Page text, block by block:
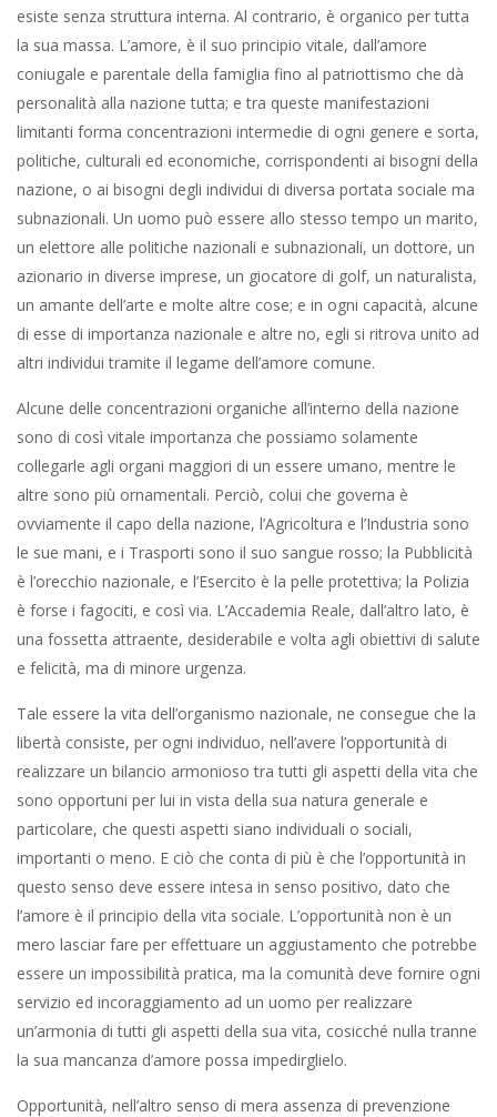
esiste senza struttura interna. Al contrario, è organico per tutta
la sua massa. L’amore, è il suo principio vitale, dall’amore
coniugale e parentale della famiglia fino al patriottismo che dà
personalità alla nazione tutta; e tra queste manifestazioni
limitanti forma concentrazioni intermedie di ogni genere e sorta,
politiche, culturali ed economiche, corrispondenti ai bisogni della
nazione, o ai bisogni degli individui di diversa portata sociale ma
subnazionali. Un uomo può essere allo stesso tempo un marito,
un elettore alle politiche nazionali e subnazionali, un dottore, un
azionario in diverse imprese, un giocatore di golf, un naturalista,
un amante dell’arte e molte altre cose; e in ogni capacità, alcune
di esse di importanza nazionale e altre no, egli si ritrova unito ad
altri individui tramite il legame dell’amore comune.
Alcune delle concentrazioni organiche all’interno della nazione
sono di così vitale importanza che possiamo solamente
collegarle agli organi maggiori di un essere umano, mentre le
altre sono più ornamentali. Perciò, colui che governa è
ovviamente il capo della nazione, l’Agricoltura e l’Industria sono
le sue mani, e i Trasporti sono il suo sangue rosso; la Pubblicità
è l’orecchio nazionale, e l’Esercito è la pelle protettiva; la Polizia
è forse i fagociti, e così via. L’Accademia Reale, dall’altro lato, è
una fossetta attraente, desiderabile e volta agli obiettivi di salute
e felicità, ma di minore urgenza.
Tale essere la vita dell’organismo nazionale, ne consegue che la
libertà consiste, per ogni individuo, nell’avere l’opportunità di
realizzare un bilancio armonioso tra tutti gli aspetti della vita che
sono opportuni per lui in vista della sua natura generale e
particolare, che questi aspetti siano individuali o sociali,
importanti o meno. E ciò che conta di più è che l’opportunità in
questo senso deve essere intesa in senso positivo, dato che
l’amore è il principio della vita sociale. L’opportunità non è un
mero lasciar fare per effettuare un aggiustamento che potrebbe
essere un impossibilità pratica, ma la comunità deve fornire ogni
servizio ed incoraggiamento ad un uomo per realizzare
un’armonia di tutti gli aspetti della sua vita, cosicché nulla tranne
la sua mancanza d’amore possa impedirglielo.
Opportunità, nell’altro senso di mera assenza di prevenzione